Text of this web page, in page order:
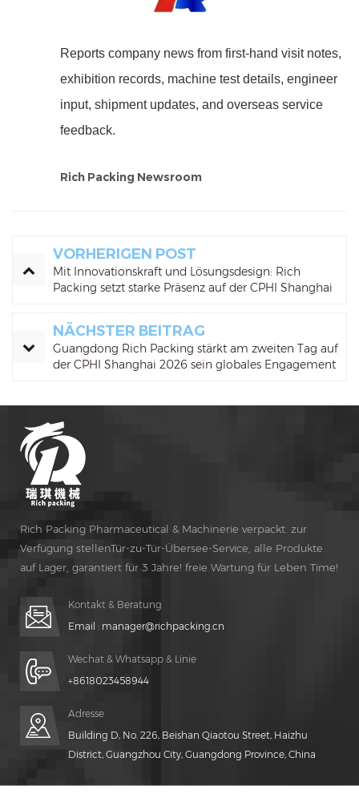
Reports company news from first-hand visit notes,
exhibition records, machine test details, engineer
input, shipment updates, and overseas service
feedback.
Rich Packing Newsroom
VORHERIGEN POST
Mit Innovationskraft und Lösungsdesign: Rich
Packing setzt starke Präsenz auf der CPHI Shanghai
NÄCHSTER BEITRAG
Guangdong Rich Packing stärkt am zweiten Tag auf
der CPHI Shanghai 2026 sein globales Engagement
Rich Packing Pharmaceutical & Machinerie verpackt. zur
Verfügung stellenTür-zu-Tür-Übersee-Service, alle Produkte
auf Lager, garantiert für 3 Jahre! freie Wartung für Leben Time!
Kontakt & Beratung
Email : manager@richpacking.cn
Wechat & Whatsapp & Linie
+8618023458944
Adresse
Building D, No. 226, Beishan Qiaotou Street, Haizhu
District, Guangzhou City, Guangdong Province, China